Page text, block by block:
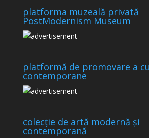
platforma muzeală privată
PostModernism Museum
platformă de promovare a
contemporane
colecție de artă modernă și
contemporană